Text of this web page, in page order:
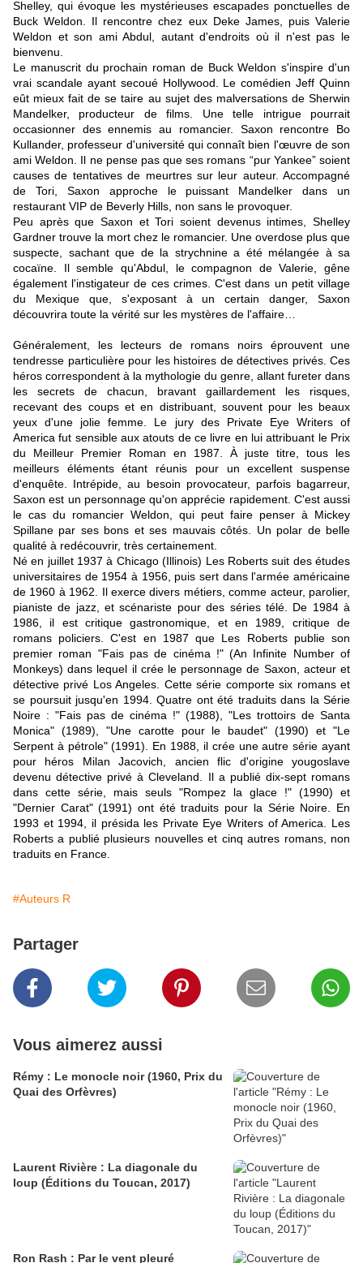
Shelley, qui évoque les mystérieuses escapades ponctuelles de
Buck Weldon. Il rencontre chez eux Deke James, puis Valerie
Weldon et son ami Abdul, autant d'endroits où il n'est pas le
bienvenu.
Le manuscrit du prochain roman de Buck Weldon s'inspire d'un
vrai scandale ayant secoué Hollywood. Le comédien Jeff Quinn
eût mieux fait de se taire au sujet des malversations de Sherwin
Mandelker, producteur de films. Une telle intrigue pourrait
occasionner des ennemis au romancier. Saxon rencontre Bo
Kullander, professeur d'université qui connaît bien l'œuvre de son
ami Weldon. Il ne pense pas que ses romans “pur Yankee” soient
causes de tentatives de meurtres sur leur auteur. Accompagné
de Tori, Saxon approche le puissant Mandelker dans un
restaurant VIP de Beverly Hills, non sans le provoquer.
Peu après que Saxon et Tori soient devenus intimes, Shelley
Gardner trouve la mort chez le romancier. Une overdose plus que
suspecte, sachant que de la strychnine a été mélangée à sa
cocaïne. Il semble qu'Abdul, le compagnon de Valerie, gêne
également l'instigateur de ces crimes. C'est dans un petit village
du Mexique que, s'exposant à un certain danger, Saxon
découvrira toute la vérité sur les mystères de l'affaire…
Généralement, les lecteurs de romans noirs éprouvent une
tendresse particulière pour les histoires de détectives privés. Ces
héros correspondent à la mythologie du genre, allant fureter dans
les secrets de chacun, bravant gaillardement les risques,
recevant des coups et en distribuant, souvent pour les beaux
yeux d'une jolie femme. Le jury des Private Eye Writers of
America fut sensible aux atouts de ce livre en lui attribuant le Prix
du Meilleur Premier Roman en 1987. À juste titre, tous les
meilleurs éléments étant réunis pour un excellent suspense
d'enquête. Intrépide, au besoin provocateur, parfois bagarreur,
Saxon est un personnage qu'on apprécie rapidement. C'est aussi
le cas du romancier Weldon, qui peut faire penser à Mickey
Spillane par ses bons et ses mauvais côtés. Un polar de belle
qualité à redécouvrir, très certainement.
Né en juillet 1937 à Chicago (Illinois) Les Roberts suit des études
universitaires de 1954 à 1956, puis sert dans l'armée américaine
de 1960 à 1962. Il exerce divers métiers, comme acteur, parolier,
pianiste de jazz, et scénariste pour des séries télé. De 1984 à
1986, il est critique gastronomique, et en 1989, critique de
romans policiers. C'est en 1987 que Les Roberts publie son
premier roman "Fais pas de cinéma !" (An Infinite Number of
Monkeys) dans lequel il crée le personnage de Saxon, acteur et
détective privé Los Angeles. Cette série comporte six romans et
se poursuit jusqu'en 1994. Quatre ont été traduits dans la Série
Noire : "Fais pas de cinéma !" (1988), "Les trottoirs de Santa
Monica" (1989), "Une carotte pour le baudet" (1990) et "Le
Serpent à pétrole" (1991). En 1988, il crée une autre série ayant
pour héros Milan Jacovich, ancien flic d'origine yougoslave
devenu détective privé à Cleveland. Il a publié dix-sept romans
dans cette série, mais seuls "Rompez la glace !" (1990) et
"Dernier Carat" (1991) ont été traduits pour la Série Noire. En
1993 et 1994, il présida les Private Eye Writers of America. Les
Roberts a publié plusieurs nouvelles et cinq autres romans, non
traduits en France.
#Auteurs R
Partager
Vous aimerez aussi
Rémy : Le monocle noir (1960, Prix du
Quai des Orfèvres)
Laurent Rivière : La diagonale du
loup (Éditions du Toucan, 2017)
Ron Rash : Par le vent pleuré